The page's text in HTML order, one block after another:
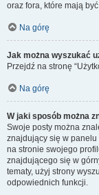
oraz fora, które mają
Na górę
Jak można wyszukać
Przejdź na stronę
Na górę
W jaki sposób można
Swoje posty można
znajdujący się w panelu
na stronie swojego
znajdującego się w
tematy, użyj strony
odpowiednich funkcji.